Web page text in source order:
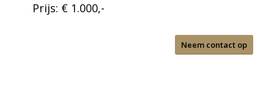
Prijs: € 1.000,-
Neem contact op